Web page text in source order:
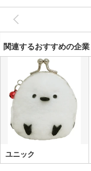
関連するおすすめの企業
ユニック